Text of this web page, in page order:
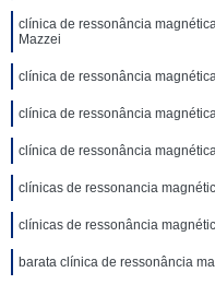
clínica de ressonância
Mazzei
clínica de ressonância
clínica de ressonância
clínica de ressonância
clínicas de ressonancia
clínicas de ressonância
barata clínica de ressonância